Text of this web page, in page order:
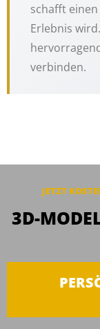
schafft
Erlebnis
verbinden.
JETZT
3D-